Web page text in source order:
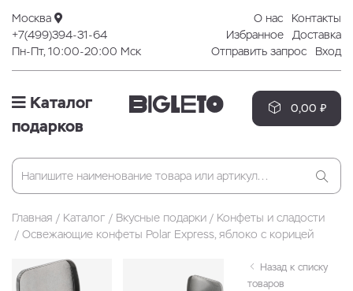
Москва
+7(499)394-31-64
Пн-Пт, 10:00-20:00 Мск
О нас
Контакты
Избранное
Доставка
Отправить запрос
Вход
Каталог
подарков
0,00 ₽
Главная Каталог Вкусные подарки
Конфеты и сладости
Освежающие конфеты Polar Express, яблоко с корицей
Назад к списку
товаров